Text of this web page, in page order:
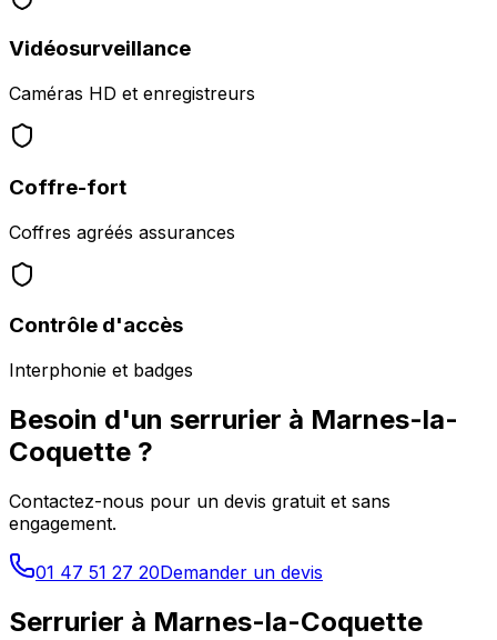
Vidéosurveillance
Caméras HD et enregistreurs
Coffre-fort
Coffres agréés assurances
Contrôle d'accès
Interphonie et badges
Besoin d'un serrurier à Marnes-la-
Coquette ?
Contactez-nous pour un devis gratuit et sans
engagement.
01 47 51 27 20Demander un devis
Serrurier à Marnes-la-Coquette